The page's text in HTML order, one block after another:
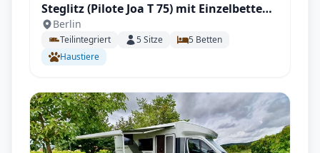
Steglitz (Pilote Joa T 75) mit Einzelbetten
und großen Wohnbereich mit
Rückfahrkamera, Fahrradträger, Markise
uvm.
Berlin
Teilintegriert 5Sitze 5 Betten
Haustiere